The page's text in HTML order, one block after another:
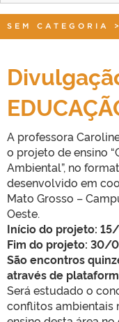
SEM CATEGORIA >
A professora
o projeto de ensino
Ambiental”, no
desenvolvido em
Mato Grosso –
Oeste.
Início do projeto:
Fim do projeto: 30/
São encontros
através de
Será estudado o
conflitos ambientais